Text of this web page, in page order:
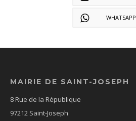
WHATSAPP
MAIRIE DE SAINT-JOSEPH
8 Rue de la République
97212 Saint-Joseph